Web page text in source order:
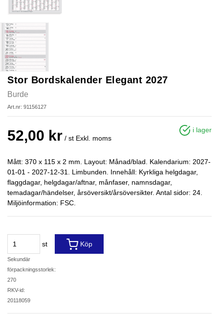
Stor Bordskalender Elegant 2027
Burde
Art.nr: 91156127
52,00 kr / st Exkl. moms
i lager
Mått: 370 x 115 x 2 mm. Layout: Månad/blad. Kalendarium: 2027-
01-01 - 2027-12-31. Limbunden. Innehåll: Kyrkliga helgdagar,
flaggdagar, helgdagar/aftnar, månfaser, namnsdagar,
temadagar/händelser, årsöversikt/årsöversikter. Antal sidor: 24.
Miljöinformation: FSC.
st
Sekundär
förpackningsstorlek:
270
RKV-id:
20118059
Köp